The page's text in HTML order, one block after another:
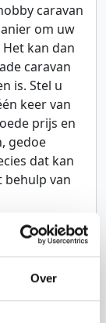
Over
caravan
om uw
kan dan
caravan
is. Stel u
keer van
prijs en
gedoe
dat kan
behulp van